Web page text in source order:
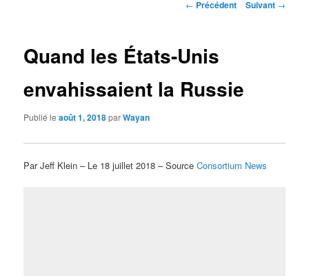
Navigation
← Précédent Suivant →
Quand les États-Unis
envahissaient la Russie
Publié leaoût 1, 2018parWayan
Par Jeff Klein – Le 18 juillet 2018 – SourceConsortium News